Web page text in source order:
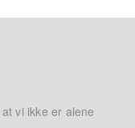
vi ikke er alene